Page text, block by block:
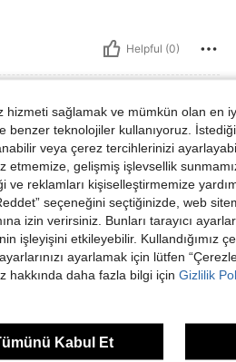
Helpful (0)
Helpful (1)
hizmeti sağlamak ve mümkün olan en
benzer teknolojiler kullanıyoruz.
veya çerez tercihlerinizi
gelişmiş işlevsellik
reklamları kişiselleştirmemize
seçeneğini seçtiğinizde, web
izin verirsiniz. Bunları tarayıcı
işleyişini etkileyebilir. Kullandığımız
ayarlamak için lütfen
hakkında daha fazla bilgi için Gizlilik
Kabul Et